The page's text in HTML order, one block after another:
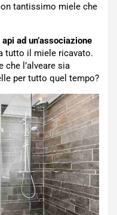
tantissimo miele che
ad un’associazione
tutto il miele ricavato.
che l’alveare sia
per tutto quel tempo?